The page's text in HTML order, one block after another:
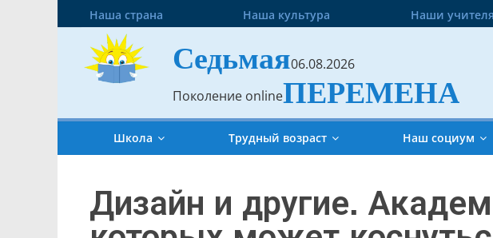
Наша страна Наша культура Наши учителя
Седьмая06.08.2026
Поколение onlineПЕРЕМЕНА
Школа Трудный возраст Наш социум
Дизайн и другие.